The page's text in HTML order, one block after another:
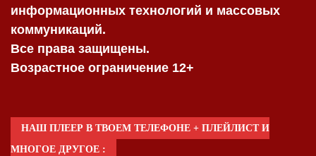
информационных технологий и массовых
коммуникаций.
Все права защищены.
Возрастное ограничение 12+
НАШ ПЛЕЕР В ТВОЕМ ТЕЛЕФОНЕ + ПЛЕЙЛИСТ И
МНОГОЕ ДРУГОЕ :